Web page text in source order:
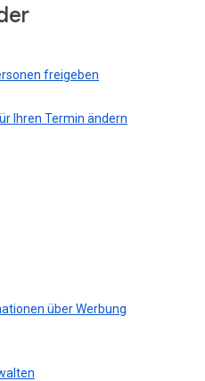
freigeben
Ihren Termin ändern
über Werbung